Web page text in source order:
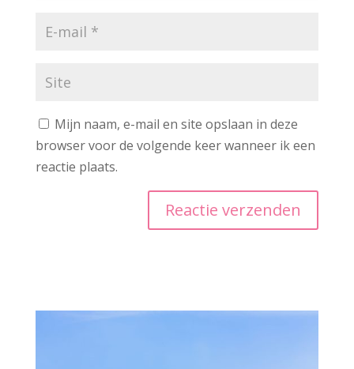
Mijn naam, e-mail en site opslaan in deze
browser voor de volgende keer wanneer ik een
reactie plaats.